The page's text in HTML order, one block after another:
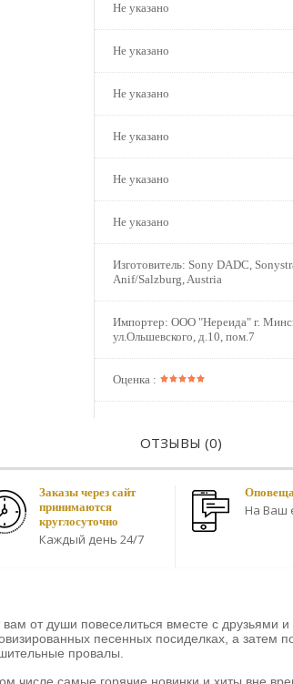
Не указано
Не указано
Не указано
Не указано
Не указано
Не указано
Изготовитель: Sony DADC,
Anif/Salzburg, Austria
Импортер: ООО "Нереида" г.
ул.Ольшевского, д.10, пом.7
Оценка :
ОТЗЫВЫ (0)
Заказы через сайт
принимаются
круглосуточно
Каждый день 24/7
На Ваш
от души повеселиться вместе с друзьями и
песенных посиделках, а затем
провалы.